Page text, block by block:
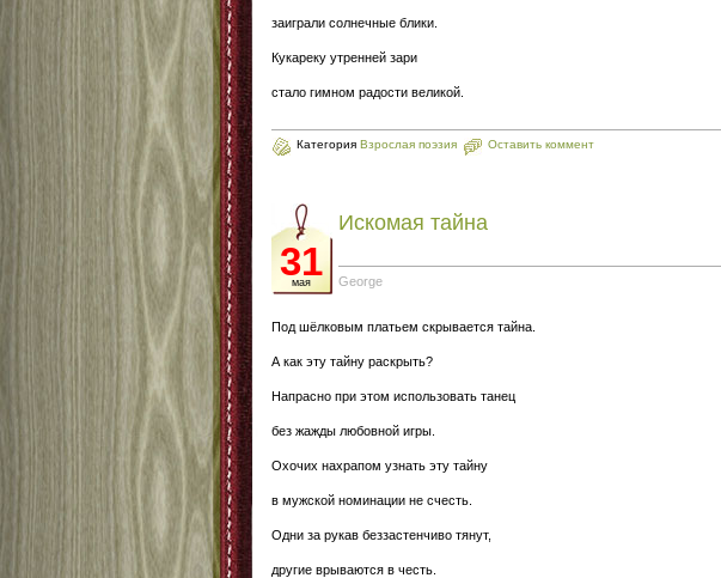
заиграли солнечные блики.
Кукареку утренней зари
стало гимном радости великой.
Категория Взрослая поэзия Оставить коммент
31
мая
Искомая тайна
George
Под шёлковым платьем скрывается тайна.
А как эту тайну раскрыть?
Напрасно при этом использовать танец
без жажды любовной игры.
Охочих нахрапом узнать эту тайну
в мужской номинации не счесть.
Одни за рукав беззастенчиво тянут,
другие врываются в честь.